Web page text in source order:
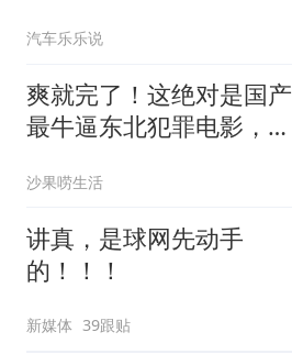
汽车乐乐说
爽就完了！这绝对是国产
最牛逼东北犯罪电影，女
沙果唠生活
讲真，是球网先动手
的！！！
新媒体 39跟贴